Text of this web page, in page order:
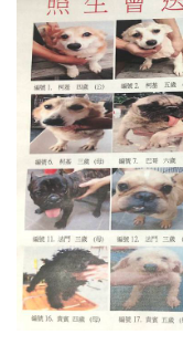
登入
刊登